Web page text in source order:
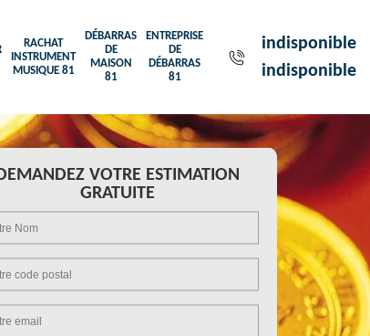
RACHAT
INSTRUMENT
MUSIQUE 81
DÉBARRAS
DE
MAISON
81
ENTREPRISE
DE
DÉBARRAS
81
indisponible
indisponible
VOTRE ESTIMATION
GRATUITE